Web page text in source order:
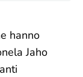
hanno
Jaho